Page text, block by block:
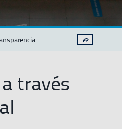
DEL CAMINO DE MIGAS
través